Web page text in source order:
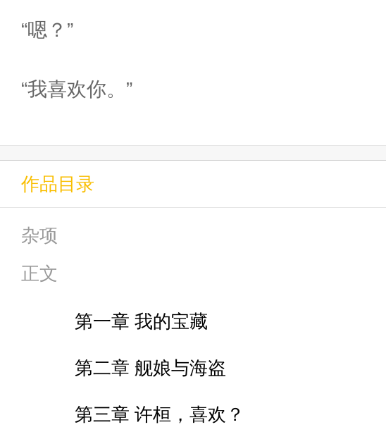
“嗯？”
“我喜欢你。”
“她们也都这么说。”
一个群星里头的人联猛男来到碧蓝的故事。
日常恋爱为主~~
作品目录
杂项
正文
第一章 我的宝藏
第二章 舰娘与海盗
第三章 许桓，喜欢？